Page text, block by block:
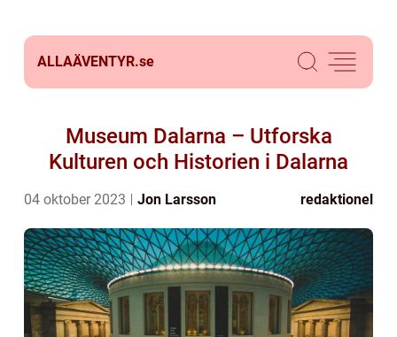
ALLAÄVENTYR.se
Museum Dalarna – Utforska
Kulturen och Historien i Dalarna
04 oktober 2023 Jon Larsson redaktionel